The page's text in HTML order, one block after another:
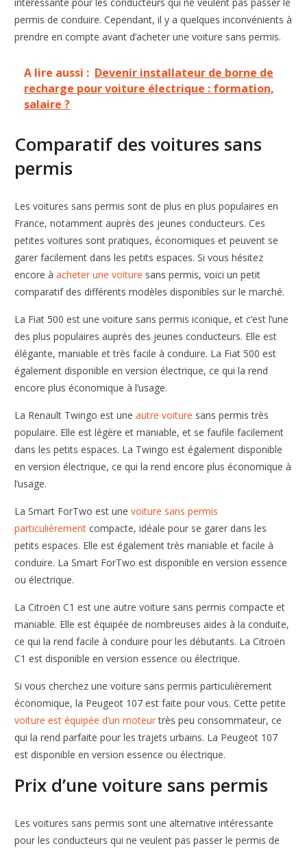
intéressante pour les conducteurs qui ne veulent pas passer le
permis de conduire. Cependant, il y a quelques inconvénients à
prendre en compte avant d’acheter une voiture sans permis.
A lire aussi : Devenir installateur de borne de
recharge pour voiture électrique : formation,
salaire ?
Comparatif des voitures sans
permis
Les voitures sans permis sont de plus en plus populaires en
France, notamment auprès des jeunes conducteurs. Ces
petites voitures sont pratiques, économiques et peuvent se
garer facilement dans les petits espaces. Si vous hésitez
encore àacheter une voiture sans permis, voici un petit
comparatif des différents modèles disponibles sur le marché.
La Fiat 500 est une voiture sans permis iconique, et c’est l’une
des plus populaires auprès des jeunes conducteurs. Elle est
élégante, maniable et très facile à conduire. La Fiat 500 est
également disponible en version électrique, ce qui la rend
encore plus économique à l’usage.
La Renault Twingo est uneautre voiture sans permis très
populaire. Elle est légère et maniable, et se faufile facilement
dans les petits espaces. La Twingo est également disponible
en version électrique, ce qui la rend encore plus économique à
l’usage.
La Smart ForTwo est unevoiture sans permis
particulièrement compacte, idéale pour se garer dans les
petits espaces. Elle est également très maniable et facile à
conduire. La Smart ForTwo est disponible en version essence
ou électrique.
La Citroën C1 est une autre voiture sans permis compacte et
maniable. Elle est équipée de nombreuses aides à la conduite,
ce qui la rend facile à conduire pour les débutants. La Citroën
C1 est disponible en version essence ou électrique.
Si vous cherchez une voiture sans permis particulièrement
économique, la Peugeot 107 est faite pour vous. Cette petite
voiture est équipée d’un moteurtrès peu consommateur, ce
qui la rend parfaite pour les trajets urbains. La Peugeot 107
est disponible en version essence ou électrique.
Prix d’une voiture sans permis
Les voitures sans permis sont une alternative intéressante
pour les conducteurs qui ne veulent pas passer le permis de